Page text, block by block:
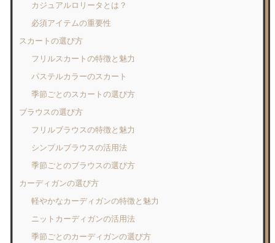
カジュアルロリータとは？
必須アイテムの重要性
スカートの選び方
フリルスカートの特徴と魅力
パステルカラーのスカート
季節ごとのスカートの選び方
ブラウスの選び方
フリルブラウスの特徴と魅力
シンプルブラウスの活用法
季節ごとのブラウスの選び方
カーディガンの選び方
軽やかなカーディガンの特徴と魅力
ニットカーディガンの活用法
季節ごとのカーディガンの選び方